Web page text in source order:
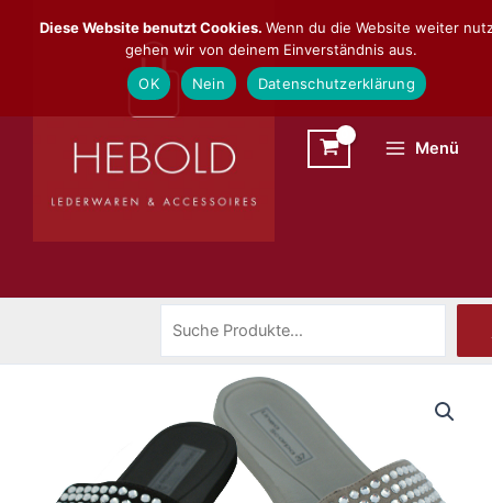
Inhalt
Menü
Diese Website benutzt Cookies. Wenn du die Website weiter
gehen wir von deinem Einverständnis aus.
OK
Nein Datenschutzerklärung